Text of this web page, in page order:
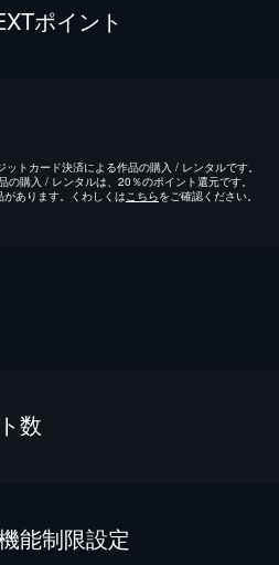
ポイント
トカード決済による作品の購入 / レンタルです。
購入 / レンタルは、20％のポイント還元です。
あります。くわしくは こちらをご確認ください。
数
能制限設定